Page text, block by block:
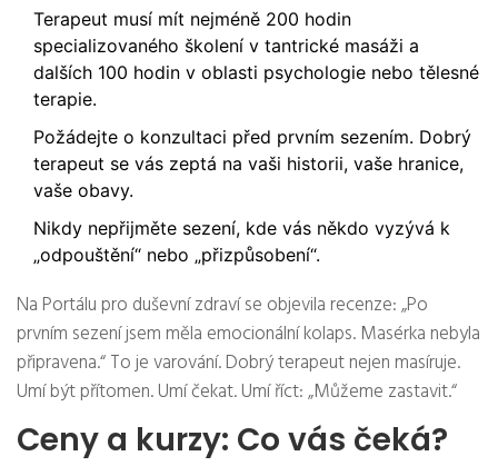
Terapeut musí mít nejméně 200 hodin
specializovaného školení v tantrické masáži a
dalších 100 hodin v oblasti psychologie nebo tělesné
terapie.
Požádejte o konzultaci před prvním sezením. Dobrý
terapeut se vás zeptá na vaši historii, vaše hranice,
vaše obavy.
Nikdy nepřijměte sezení, kde vás někdo vyzývá k
„odpouštění“ nebo „přizpůsobení“.
Na Portálu pro duševní zdraví se objevila recenze: „Po
prvním sezení jsem měla emocionální kolaps. Masérka nebyla
připravena.“ To je varování. Dobrý terapeut nejen masíruje.
Umí být přítomen. Umí čekat. Umí říct: „Můžeme zastavit.“
Ceny a kurzy: Co vás čeká?